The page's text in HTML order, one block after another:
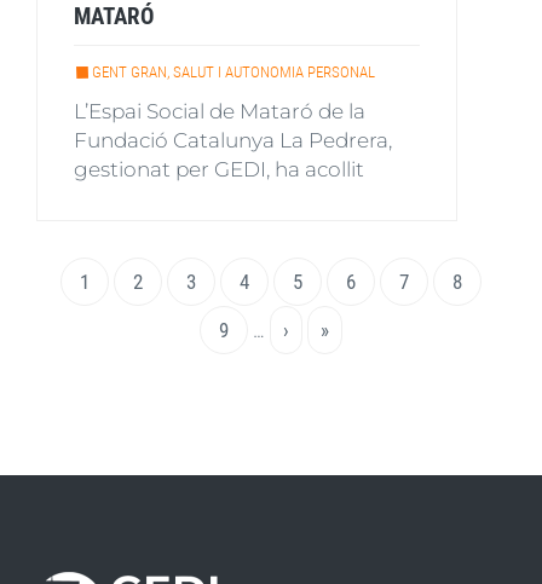
MATARÓ
GENT GRAN, SALUT I AUTONOMIA PERSONAL
L’Espai Social de Mataró de la
Fundació Catalunya La Pedrera,
gestionat per GEDI, ha acollit
PaginacióPàgina
1 Page
2 Page
3 Page
4 Page
5 Page
6 Page
7 Page
8
Page
9 …
Pàgina
›
Última
»